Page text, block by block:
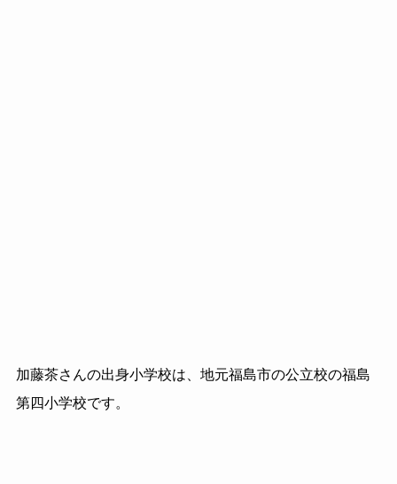
加藤茶さんの出身小学校は、地元福島市の公立校の福島
第四小学校です。